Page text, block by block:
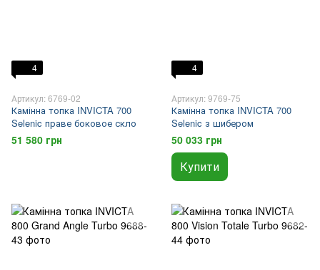
4
Артикул: 6769-02
Камінна топка INVICTA 700
Selenic праве боковое скло
51 580 грн
4
Артикул: 9769-75
Камінна топка INVICTA 700
Selenic з шибером
50 033 грн
Купити